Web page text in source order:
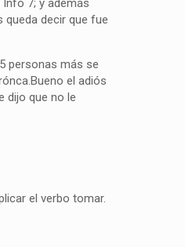
7; y además
queda decir que fue
personas más se
el adiós
dijo que no le
el verbo tomar.